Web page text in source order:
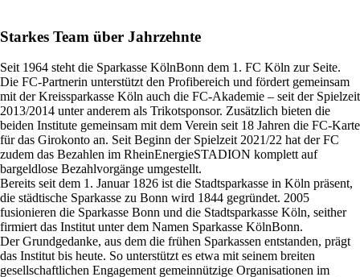
Starkes Team über Jahrzehnte
Seit 1964 steht die Sparkasse KölnBonn dem 1. FC Köln zur Seite.
Die FC-Partnerin unterstützt den Profibereich und fördert gemeinsam
mit der Kreissparkasse Köln auch die FC-Akademie – seit der Spielzeit
2013/2014 unter anderem als Trikotsponsor. Zusätzlich bieten die
beiden Institute gemeinsam mit dem Verein seit 18 Jahren die FC-Karte
für das Girokonto an. Seit Beginn der Spielzeit 2021/22 hat der FC
zudem das Bezahlen im RheinEnergieSTADION komplett auf
bargeldlose Bezahlvorgänge umgestellt.
Bereits seit dem 1. Januar 1826 ist die Stadtsparkasse in Köln präsent,
die städtische Sparkasse zu Bonn wird 1844 gegründet. 2005
fusionieren die Sparkasse Bonn und die Stadtsparkasse Köln, seither
firmiert das Institut unter dem Namen Sparkasse KölnBonn.
Der Grundgedanke, aus dem die frühen Sparkassen entstanden, prägt
das Institut bis heute. So unterstützt es etwa mit seinem breiten
gesellschaftlichen Engagement gemeinnützige Organisationen im